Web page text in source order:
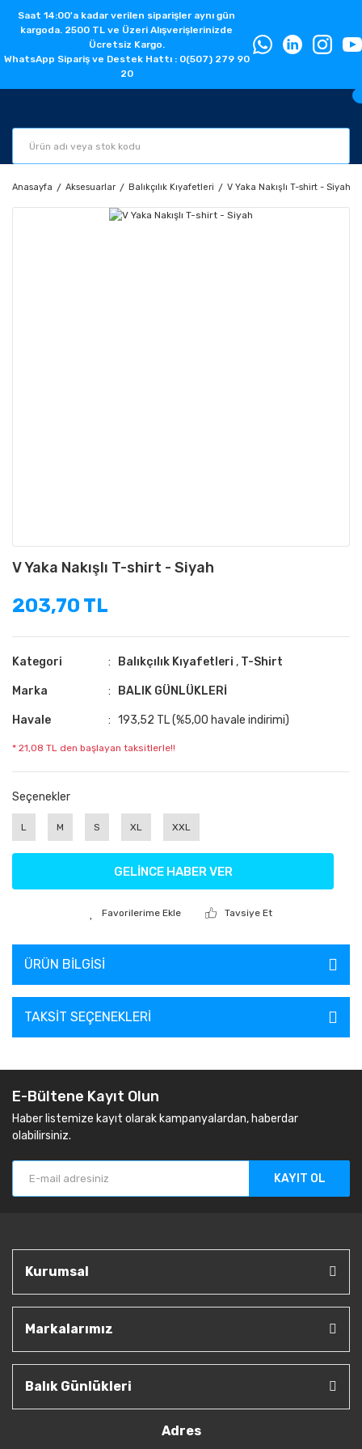
Saat 14:00'a kadar verilen siparişler aynı gün
kargoda. 2500 TL ve Üzeri Alışverişlerinizde
Ücretsiz Kargo.
WhatsApp Sipariş ve Destek Hattı : 0(507) 279 90
20
Anasayfa Aksesuarlar Balıkçılık Kıyafetleri V Yaka Nakışlı T-shirt - Siyah
V Yaka Nakışlı T-shirt - Siyah
203,70 TL
Kategori Balıkçılık Kıyafetleri , T-Shirt
Marka BALIK GÜNLÜKLERİ
Havale 193,52 TL (%5,00 havale indirimi)
* 21,08 TL den başlayan taksitlerle!!
Seçenekler
L M S XL XXL
GELİNCE HABER VER
Tavsiye Et
ÜRÜN BILGISI
TAKSIT SEÇENEKLERI
E-Bültene Kayıt Olun
Haber listemize kayıt olarak kampanyalardan, haberdar
olabilirsiniz.
KAYIT OL
Kurumsal
Markalarımız
Balık Günlükleri
Adres